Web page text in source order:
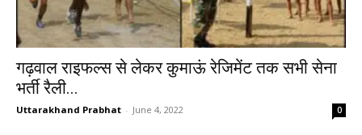
गढ़वाल राइफल्स से लेकर कुमाऊं रेजिमेंट तक सभी सेना
भर्ती रैली...
Uttarakhand Prabhat - June 4, 2022 0